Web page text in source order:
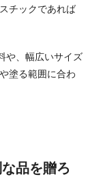
チックであれば
や、幅広いサイズ
塗る範囲に合わ
品を贈ろ